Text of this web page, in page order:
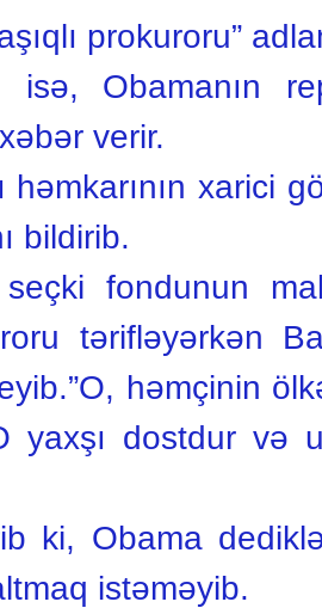
prokuroru”
Obamanın
verir.
həmkarının xarici
bildirib.
fondunun
tərifləyərkən
həmçinin
yaxşı dostdur və
ki, Obama
istəməyib.